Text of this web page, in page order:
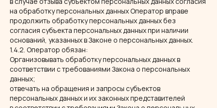
на обработку персональных данных Оператор вправе
продолжить обработку персональных данных без
согласия субъекта персональных данных при наличии
оснований, указанных в Законе о персональных данных.
1.4.2. Оператор обязан:
Организовывать обработку персональных данных в
соответствии с требованиями Закона о персональных
данных;
отвечать на обращения и запросы субъектов
персональных данных и их законных представителей